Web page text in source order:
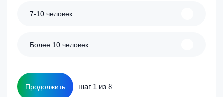
7-10 человек
Более 10 человек
Продолжить шаг 1 из 8